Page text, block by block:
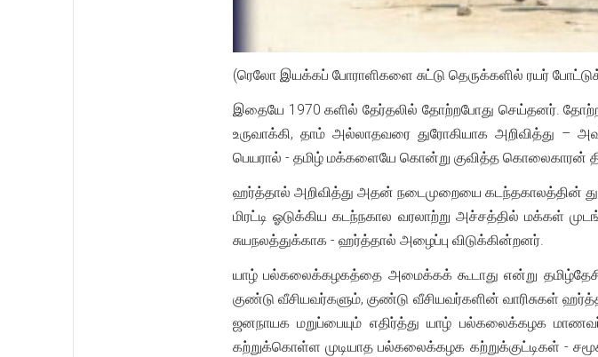
(ரெலோ இயக்கப் போராளிகளை சுட்டு தெருக்களில் ரயர்
இதையே 1970 களில் தேர்தலில் தோற்றபோது செய்தனர்.
உருவாக்கி, தாம் அல்லாதவரை துரோகியாக அறிவித்து
பெயரால் - தமிழ் மக்களையே கொன்று குவித்த கொலைகாரன்
ஹர்த்தால் அறிவித்து அதன் நடைமுறையை கடந்தகாலத்தின்
மிரட்டி ஓடுக்கிய கடந்நகால வரலாற்று அச்சத்தில் மக்கள்
சுயநலத்துக்காக - ஹர்த்தால் அழைப்பு விடுக்கின்றனர்.
யாழ் பல்கலைக்கழகத்தை அமைக்கக் கூடாது என்று
குண்டு வீசியவர்களும், குண்டு வீசியவர்களின் வாரிசுகள்
ஜனநாயக மறுப்பையும் எதிர்த்து யாழ் பல்கலைக்கழக
கற்றுக்கொள்ள முடியாத பல்கலைக்கழக கற்றுக்குட்டிகள் -